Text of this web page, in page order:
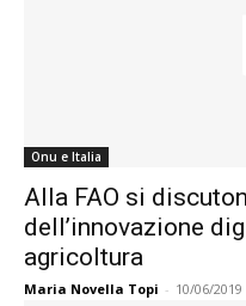
Onu e Italia
Alla FAO si
dell’innovazione
agricoltura
Maria Novella Topi - 10/06/2019